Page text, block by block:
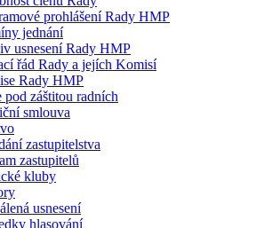
prohlášení Rady HMP
jednání
usnesení Rady HMP
řád Rady a jejích Komisí
Rady HMP
pod záštitou radních
smlouva
zastupitelstva
zastupitelů
kluby
usnesení
hlasování